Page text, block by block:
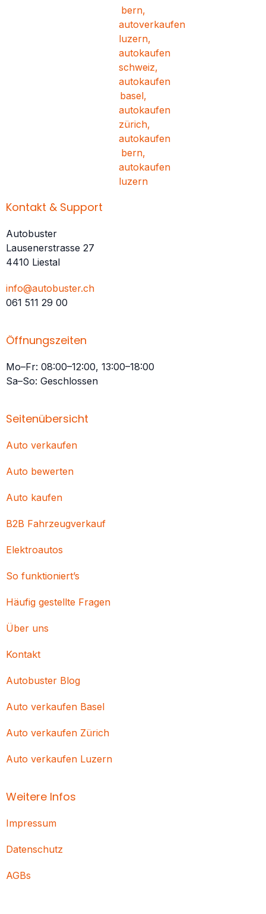
Kontakt & Support
Autobuster
Lausenerstrasse 27
4410 Liestal
info@autobuster.ch
061 511 29 00
Öffnungszeiten
Mo–Fr: 08:00–12:00, 13:00–18:00
Sa–So: Geschlossen
Seitenübersicht
Auto verkaufen
Auto bewerten
Auto kaufen
B2B Fahrzeugverkauf
Elektroautos
So funktioniert’s
Häufig gestellte Fragen
Über uns
Kontakt
Autobuster Blog
Auto verkaufen Basel
Auto verkaufen Zürich
Auto verkaufen Luzern
Weitere Infos
Impressum
Datenschutz
AGBs